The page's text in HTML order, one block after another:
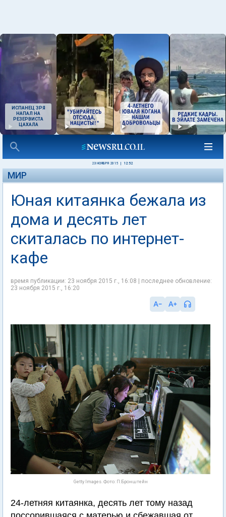
ИСПАНЕЦ ЗРЯ
НАПАЛ НА
РЕЗЕРВИСТА
ЦАХАЛА
23 НОЯБРЯ 2015 12:52
МИР
Юная китаянка бежала из
дома и десять лет
скиталась по интернет-
кафе
время публикации: 23 ноября 2015 г., 16:08 | последнее обновление:
23 ноября 2015 г., 16:20
Getty Images. Фото: П.Бронштейн
24-летняя китаянка, десять лет тому назад